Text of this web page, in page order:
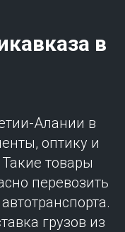
в
Алании в
оптику и
товары
перевозить
грузов из